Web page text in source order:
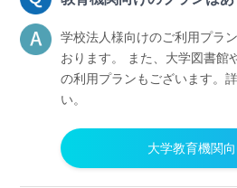
学校法人様向けのご利用プラ
おります。
また、大学図書館
の利用プランもございます。
い。
大学教育機関